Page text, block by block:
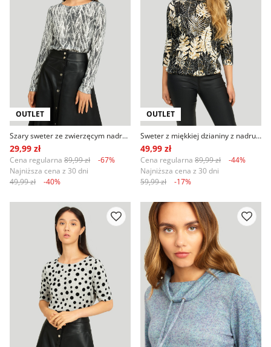
OUTLET
Szary sweter ze zwierzęcym nadrukiem
29,99 zł
Cena regularna 89,99 zł
-67%
Najniższa cena z 30 dni
49,99 zł
-40%
OUTLET
Sweter z miękkiej dzianiny z nadrukiem
49,99 zł
Cena regularna 89,99 zł
-44%
Najniższa cena z 30 dni
59,99 zł
-17%